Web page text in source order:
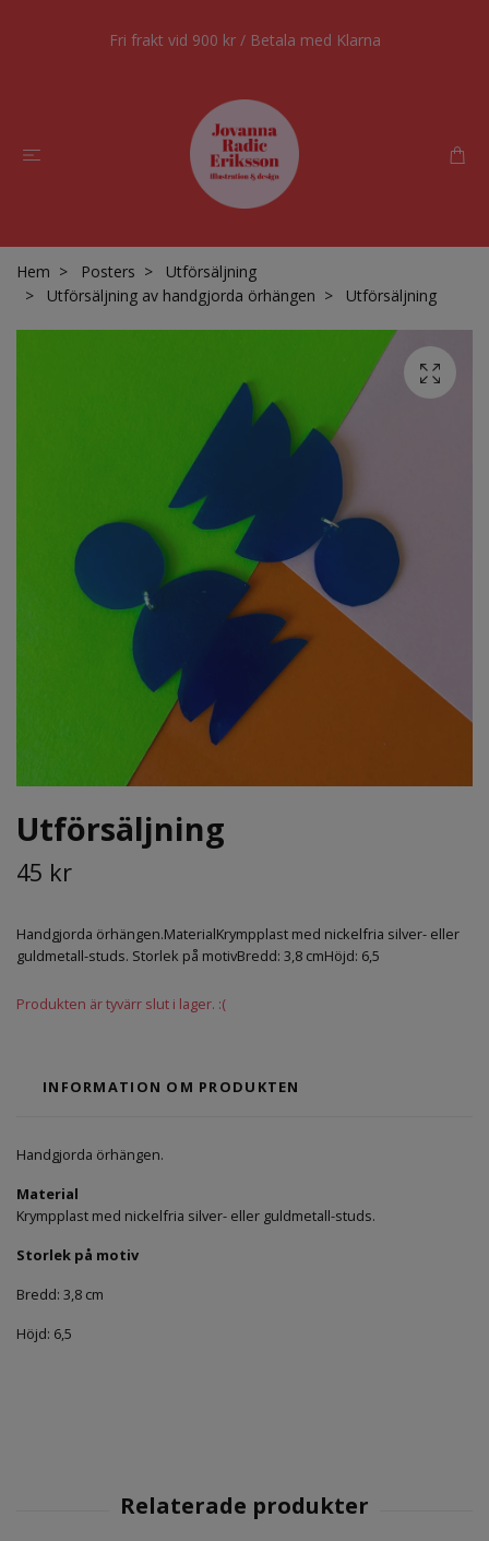
Fri frakt vid 900 kr / Betala med Klarna
Hem Posters
Utförsäljning
Utförsäljning av handgjorda örhängen
Utförsäljning
Utförsäljning
45 kr
Handgjorda örhängen.MaterialKrympplast med nickelfria silver- eller
guldmetall-studs. Storlek på motivBredd: 3,8 cmHöjd: 6,5
Produkten är tyvärr slut i lager. :(
INFORMATION OM PRODUKTEN
Handgjorda örhängen.
Material
Krympplast med nickelfria silver- eller guldmetall-studs.
Storlek på motiv
Bredd: 3,8 cm
Höjd: 6,5